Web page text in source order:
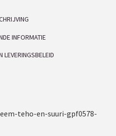
INFORMATIE
LEVERINGSBELEID
teho-en-suuri-gpf0578-